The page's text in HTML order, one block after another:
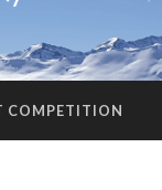
COMPETITION